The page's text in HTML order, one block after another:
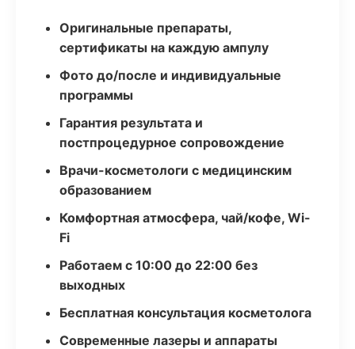
Оригинальные препараты,
сертификаты на каждую ампулу
Фото до/после и индивидуальные
программы
Гарантия результата и
постпроцедурное сопровождение
Врачи-косметологи с медицинским
образованием
Комфортная атмосфера, чай/кофе, Wi-
Fi
Работаем с 10:00 до 22:00 без
выходных
Бесплатная консультация косметолога
Современные лазеры и аппараты